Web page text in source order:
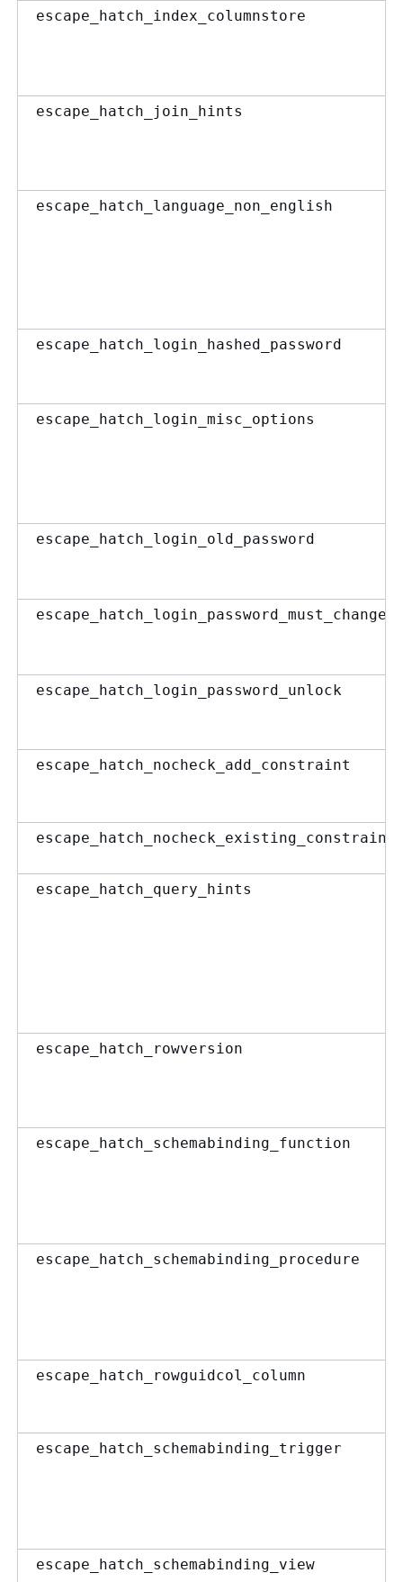
escape_hatch_index_columnstore
escape_hatch_join_hints
escape_hatch_language_non_english
escape_hatch_login_hashed_password
escape_hatch_login_misc_options
escape_hatch_login_old_password
escape_hatch_login_password_must_change
escape_hatch_login_password_unlock
escape_hatch_nocheck_add_constraint
escape_hatch_nocheck_existing_constraint
escape_hatch_query_hints
escape_hatch_rowversion
escape_hatch_schemabinding_function
escape_hatch_schemabinding_procedure
escape_hatch_rowguidcol_column
escape_hatch_schemabinding_trigger
escape_hatch_schemabinding_view